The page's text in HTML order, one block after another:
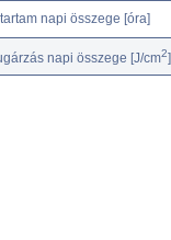
napi összege [óra]
napi összege [J/cm2]